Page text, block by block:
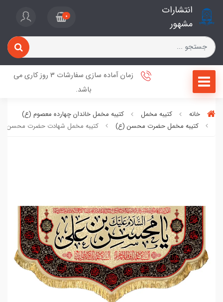
انتشارات
مشهور
0
زمان آماده سازی سفارشات 3 روز کاری می
باشد.
خانه کتیبه مخمل
کتیبه مخمل خاندان چهارده معصوم (ع)
کتیبه مخمل حضرت محسن (ع)
کتیبه مخمل شهادت حضرت محسن